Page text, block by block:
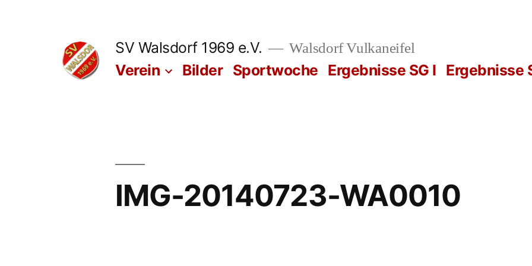
SV Walsdorf 1969 e.V. Walsdorf Vulkaneifel
Verein Bilder Sportwoche Ergebnisse SG I Ergebnisse
IMG-20140723-WA0010